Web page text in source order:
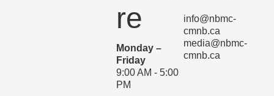
re
Monday –
Friday
9:00 AM - 5:00
PM
info@nbmc-
cmnb.ca
media@nbmc-
cmnb.ca